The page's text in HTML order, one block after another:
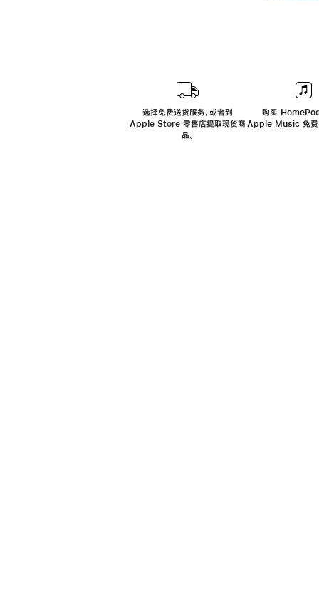
选择免费送货服务，或者到
Apple Store 零售店提取现货商
品。
购买
Apple Music 免费